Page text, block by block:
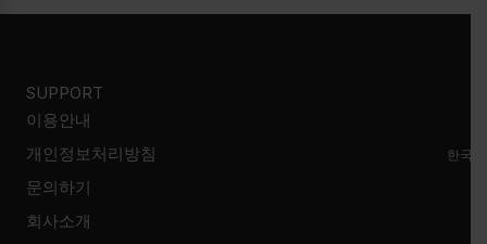
SUPPORT
이용안내
개인정보처리방침
문의하기
회사소개
한국